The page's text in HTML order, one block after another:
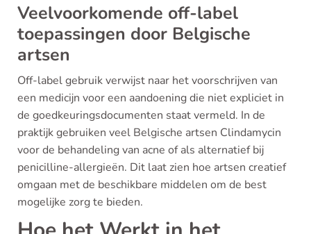
Veelvoorkomende off-label
toepassingen door Belgische
artsen
Off-label gebruik verwijst naar het voorschrijven van
een medicijn voor een aandoening die niet expliciet in
de goedkeuringsdocumenten staat vermeld. In de
praktijk gebruiken veel Belgische artsen Clindamycin
voor de behandeling van acne of als alternatief bij
penicilline-allergieën. Dit laat zien hoe artsen creatief
omgaan met de beschikbare middelen om de best
mogelijke zorg te bieden.